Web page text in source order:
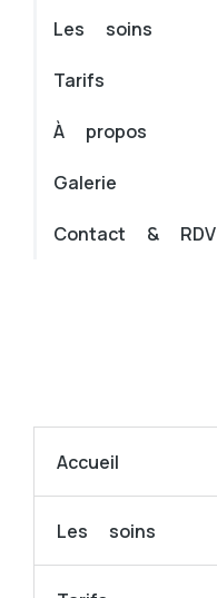
Les soins
Tarifs
À propos
Galerie
Contact & RDV
Accueil
Les soins